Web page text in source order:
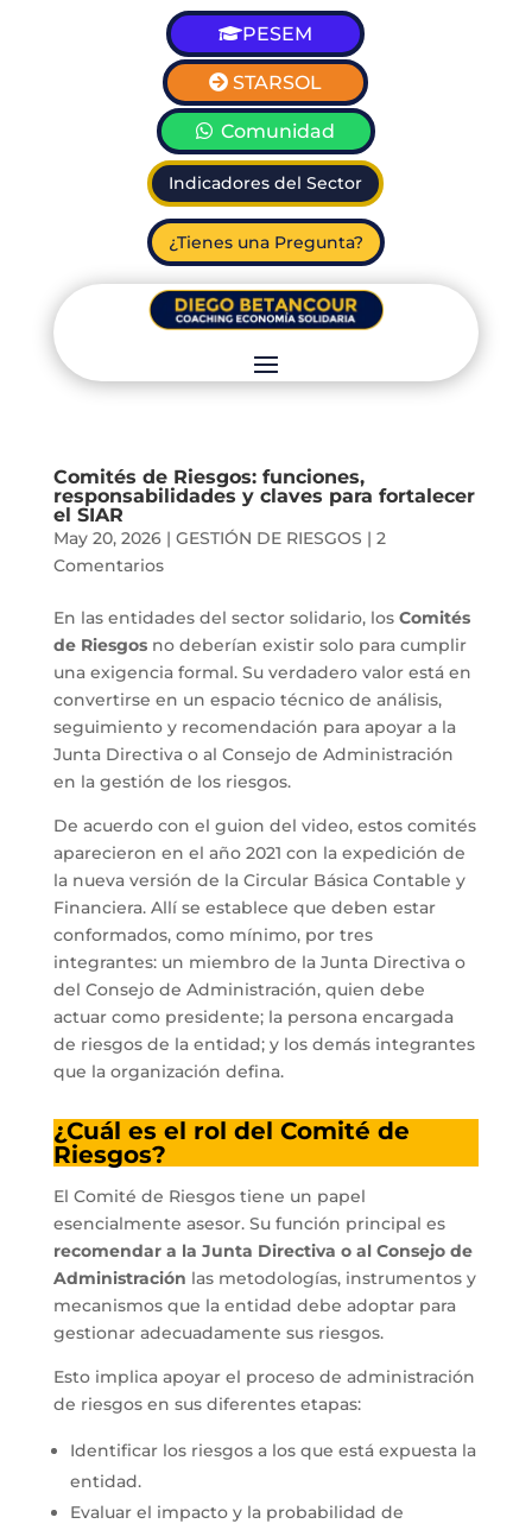
PESEM
STARSOL
Comunidad
Indicadores del Sector
¿Tienes una Pregunta?
Comités de Riesgos: funciones,
responsabilidades y claves para fortalecer
el SIAR
May 20, 2026| GESTIÓN DE RIESGOS | 2
Comentarios
En las entidades del sector solidario, los Comités
de Riesgosno deberían existir solo para cumplir
una exigencia formal. Su verdadero valor está en
convertirse en un espacio técnico de análisis,
seguimiento y recomendación para apoyar a la
Junta Directiva o al Consejo de Administración
en la gestión de los riesgos.
De acuerdo con el guion del video, estos comités
aparecieron en el año 2021 con la expedición de
la nueva versión de la Circular Básica Contable y
Financiera. Allí se establece que deben estar
conformados, como mínimo, por tres
integrantes: un miembro de la Junta Directiva o
del Consejo de Administración, quien debe
actuar como presidente; la persona encargada
de riesgos de la entidad; y los demás integrantes
que la organización defina.
¿Cuál es el rol del Comité de
Riesgos?
El Comité de Riesgos tiene un papel
esencialmente asesor. Su función principal es
recomendar a la Junta Directiva o al Consejo de
Administración las metodologías, instrumentos y
mecanismos que la entidad debe adoptar para
gestionar adecuadamente sus riesgos.
Esto implica apoyar el proceso de administración
de riesgos en sus diferentes etapas:
Identificar los riesgos a los que está expuesta la
entidad.
Evaluar el impacto y la probabilidad de